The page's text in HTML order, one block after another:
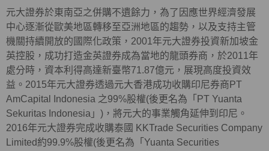
元大證券於東南亞之併購不遺餘力，為了因應世界經濟發展
中心逐漸從歐美地區轉移至亞洲地區的趨勢，以及支持主管
機關持續開放的國際化政策，2001年元大證券投資新加坡金
英控股，成功打造金英證券成為當地的龍頭券商，於2011年
處分時，資本利得高達新臺幣71.87億元，展現高度投資效
益。2015年元大證券透過元大香港成功收購印尼券商PT
AmCapital Indonesia 之99%股權(後更名為「PT Yuanta
Sekuritas Indonesia」)，將元大的事業觸角延伸到印尼。
2016年元大證券完成收購泰國 KKTrade Securities Company
Limited約99.9%股權(後更名為「Yuanta Securities